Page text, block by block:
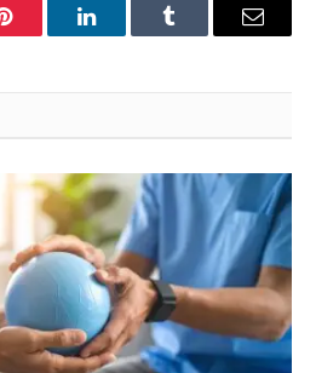
Pinterest LinkedInTumblr Email